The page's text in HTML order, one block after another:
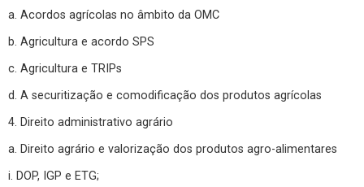
a. Acordos agrícolas no âmbito da OMC
b. Agricultura e acordo SPS
c. Agricultura e TRIPs
d. A securitização e comodificação dos produtos agrícolas
4. Direito administrativo agrário
a. Direito agrário e valorização dos produtos agro-alimentares
i. DOP, IGP e ETG;